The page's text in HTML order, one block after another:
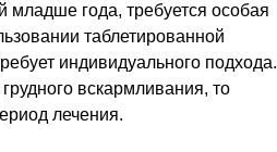
младше года, требуется особая
таблетированной
индивидуального подхода.
вскармливания, то
лечения.